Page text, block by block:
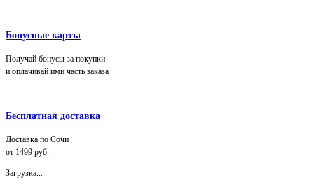
Бонусные карты
Получай бонусы за покупки
и оплачивай ими часть заказа
Бесплатная доставка
Доставка по Сочи
от 1499 руб.
Загрузка...